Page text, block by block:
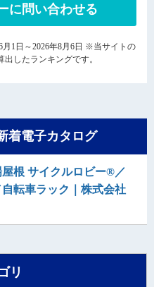
に問い合わせる
月1日～2026年8月6日 ※当サイトの
したランキングです。
着電子カタログ
根 サイクルロビー®／
転車ラック｜株式会社
リ